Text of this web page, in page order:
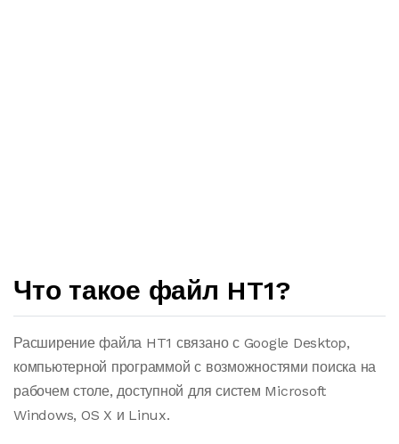
Что такое файл HT1?
Расширение файла HT1 связано с Google Desktop,
компьютерной программой с возможностями поиска на
рабочем столе, доступной для систем Microsoft
Windows, OS X и Linux.